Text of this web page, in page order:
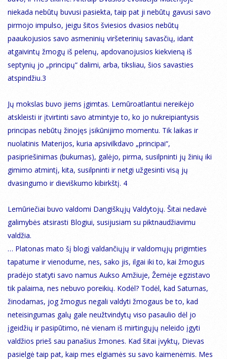
niekada nebūtų buvusi pasiekta, taip pat ji nebūtų gavusi savo
pirmojo impulso, jeigu šitos šviesios dvasios nebūtų
paaukojusios savo asmeninių viršeterinių savasčių, idant
atgaivintų žmogų iš pelenų, apdovanojusios kiekvieną iš
septynių jo „principų“ dalimi, arba, tiksliau, šios savasties
atspindžiu.3
Jų mokslas buvo jiems įgimtas. Lemūroatlantui nereikėjo
atskleisti ir įtvirtinti savo atmintyje to, ko jo nukreipiantysis
principas nebūtų žinojęs įsikūnijimo momentu. Tik laikas ir
nuolatinis Materijos, kuria apsivilkdavo „principai“,
pasipriešinimas (bukumas), galėjo, pirma, susilpninti jų žinių iki
gimimo atmintį, kita, susilpninti ir netgi užgesinti visą jų
dvasingumo ir dieviškumo kibirkštį. 4
Lemūriečiai buvo valdomi Dangiškųjų Valdytojų. Šitai nedavė
galimybės atsirasti Blogiui, susijusiam su piktnaudžiavimu
valdžia.
… Platonas mato šį blogį valdančiųjų ir valdomųjų prigimties
tapatume ir vienodume, nes, sako jis, ilgai iki to, kai žmogus
pradėjo statyti savo namus Aukso Amžiuje, Žemėje egzistavo
tik palaima, nes nebuvo poreikių. Kodėl? Todėl, kad Saturnas,
žinodamas, jog žmogus negali valdyti žmogaus be to, kad
neteisingumas galų gale neužtvindytų viso pasaulio dėl jo
įgeidžių ir pasipūtimo, nė vienam iš mirtingųjų neleido įgyti
valdžios prieš sau panašius žmones. Kad šitai įvyktų, Dievas
pasielgė taip pat, kaip mes elgiamės su savo kaimenėmis. Mes